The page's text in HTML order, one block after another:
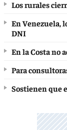
Los rurales
En Venezuela,
DNI
En la Costa no
Para
Sostienen que